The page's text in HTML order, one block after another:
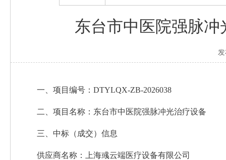
东台市中医院强脉
发
一、项目编号：DTYLQX-ZB-2026038
二、项目名称：东台市中医院强脉冲光治疗设备
三、中标（成交）信息
供应商名称：上海彧云端医疗设备有限公司